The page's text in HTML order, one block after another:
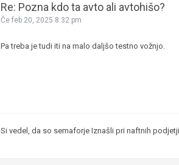
Re: Pozna kdo ta avto ali avtohišo?
Če feb 20, 2025 8:32 pm
Pa treba je tudi iti na malo daljšo testno vožnjo.
Si vedel, da so semaforje Iznašli pri naftnih